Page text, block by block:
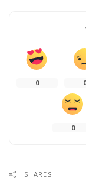
0 0
0
SHARES